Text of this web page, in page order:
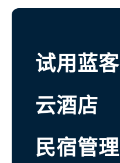
试用蓝客
云酒店
民宿管理